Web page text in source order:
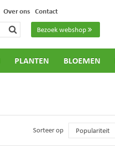
Bezoek webshop
Over ons Contact
PLANTEN BLOEMEN
Sorteer op